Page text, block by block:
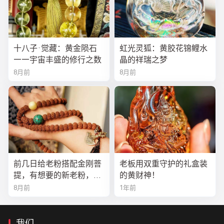
十八子·觉藏：黄金陨石
——宇宙丰盛的修行之数
8月前
虹光灵狐：黄胶花锦鲤水
晶的祥瑞之梦
8月前
前几日给老粉搭配金刚菩
提，有想要的新老粉，都
可以来排队
8月前
老板用双重守护的礼盒装
的黄财神！
1年前